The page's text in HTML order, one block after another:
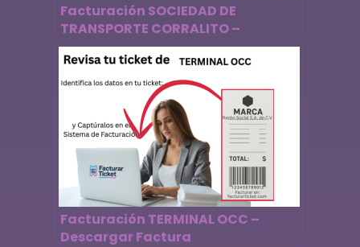
Facturación SOCIEDAD DE
TRANSPORTE CORRALITO –
Descargar Factura
Facturación TERMINAL OCC –
Descargar Factura